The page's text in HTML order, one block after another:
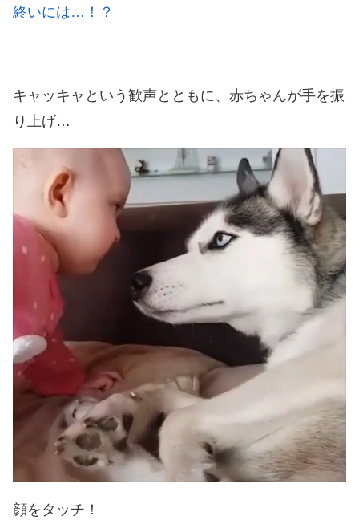
終いには…！？
キャッキャという歓声とともに、赤ちゃんが手を振
り上げ…
顔をタッチ！